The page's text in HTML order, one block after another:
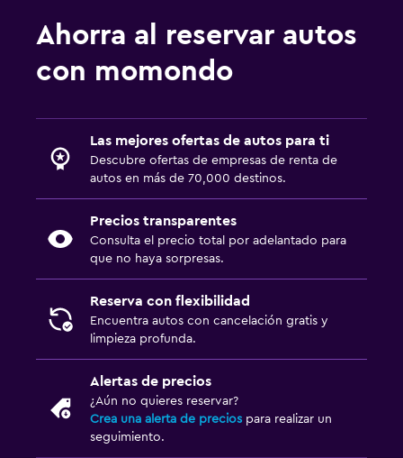
Ahorra al reservar autos
con momondo
Las mejores ofertas de autos para ti
Descubre ofertas de empresas de renta de
autos en más de 70,000 destinos.
Precios transparentes
Consulta el precio total por adelantado para
que no haya sorpresas.
Reserva con flexibilidad
Encuentra autos con cancelación gratis y
limpieza profunda.
Alertas de precios
¿Aún no quieres reservar?
Crea una alerta de precios para realizar un
seguimiento.